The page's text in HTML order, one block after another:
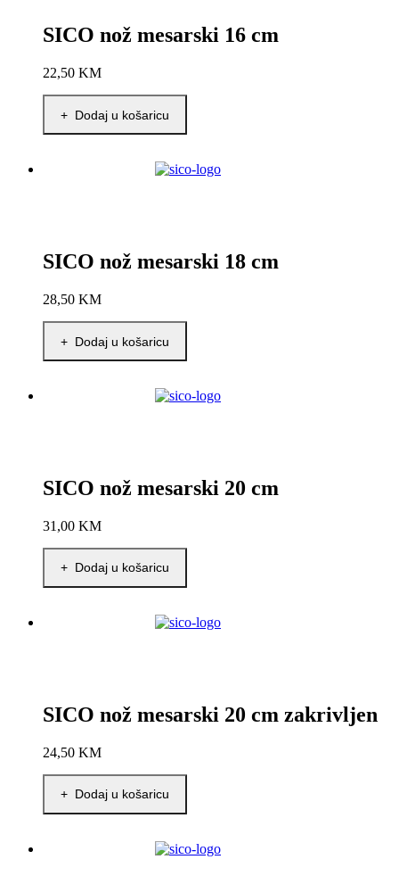
SICO nož mesarski 16 cm
22,50 KM
+ Dodaj u košaricu
SICO nož mesarski 18 cm
28,50 KM
+ Dodaj u košaricu
SICO nož mesarski 20 cm
31,00 KM
+ Dodaj u košaricu
SICO nož mesarski 20 cm zakrivljen
24,50 KM
+ Dodaj u košaricu